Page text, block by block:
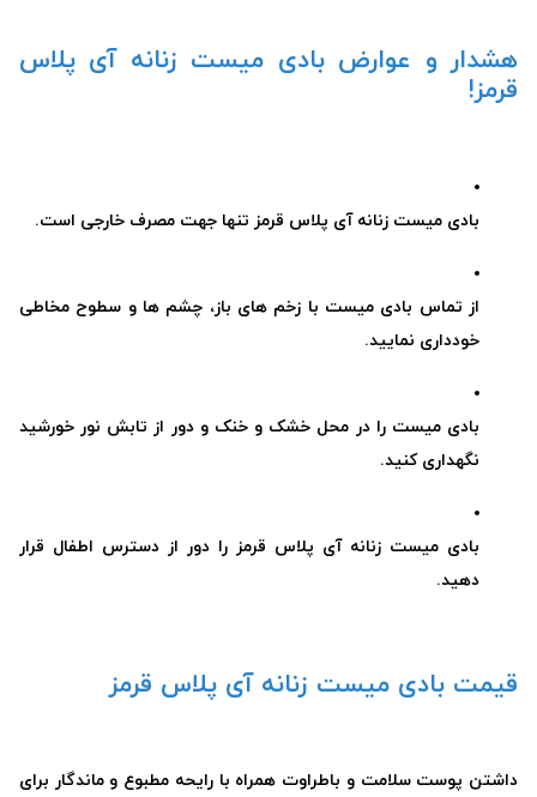
هشدار و عوارض بادی میست زنانه آی پلاس
قرمز!
بادی میست زنانه آی پلاس قرمز تنها جهت مصرف خارجی است.
از تماس بادی میست با زخم های باز، چشم ها و سطوح مخاطی
خودداری نمایید.
بادی میست را در محل خشک و خنک و دور از تابش نور خورشید
نگهداری کنید.
بادی میست زنانه آی پلاس قرمز را دور از دسترس اطفال قرار
دهید.
قیمت بادی میست زنانه آی پلاس قرمز
داشتن پوست سلامت و باطراوت همراه با رایحه مطبوع و ماندگار برای